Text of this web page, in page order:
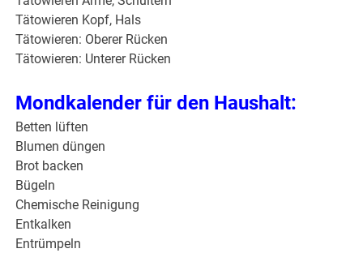
Tätowieren Kopf, Hals
Tätowieren: Oberer Rücken
Tätowieren: Unterer Rücken
Mondkalender für den Haushalt:
Betten lüften
Blumen düngen
Brot backen
Bügeln
Chemische Reinigung
Entkalken
Entrümpeln